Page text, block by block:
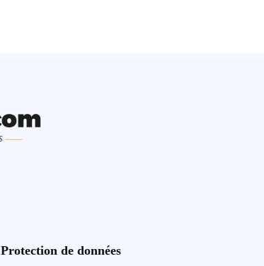
Protection de données